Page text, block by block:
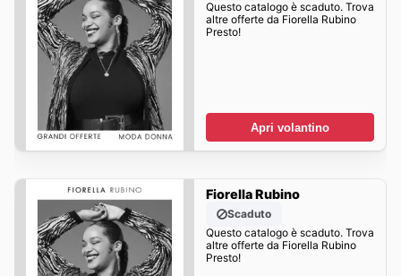
Questo catalogo è scaduto. Trova
altre offerte da Fiorella Rubino
Presto!
Apri volantino
Fiorella Rubino
Scaduto
Questo catalogo è scaduto. Trova
altre offerte da Fiorella Rubino
Presto!